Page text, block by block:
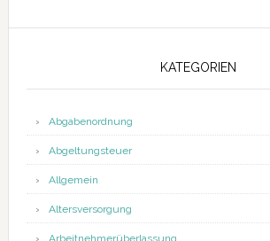
KATEGORIEN
Abgabenordnung
Abgeltungsteuer
Allgemein
Altersversorgung